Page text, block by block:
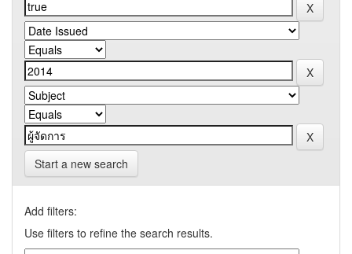
Start a new search
Add filters:
Use filters to refine the search results.